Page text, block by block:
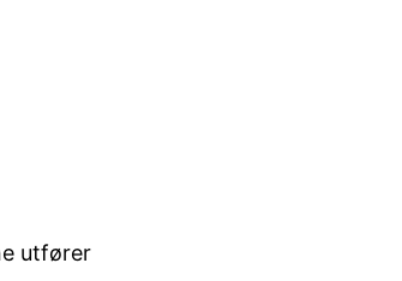
utfører